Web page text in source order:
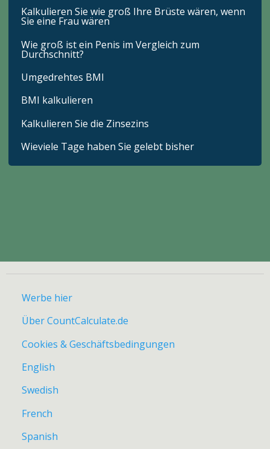
Kalkulieren Sie wie groß Ihre Brüste wären, wenn
Sie eine Frau wären
Wie groß ist ein Penis im Vergleich zum
Durchschnitt?
Umgedrehtes BMI
BMI kalkulieren
Kalkulieren Sie die Zinsezins
Wieviele Tage haben Sie gelebt bisher
Werbe hier
Über CountCalculate.de
Cookies & Geschäftsbedingungen
English
Swedish
French
Spanish